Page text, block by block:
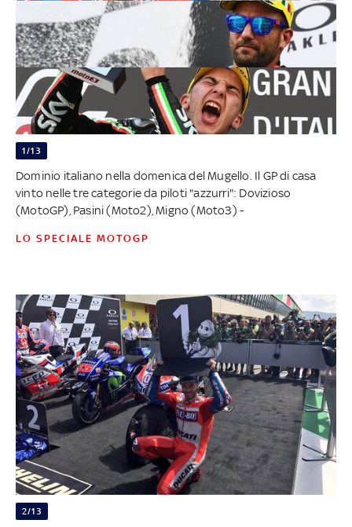
1/13
Dominio italiano nella domenica del Mugello. Il GP di casa
vinto nelle tre categorie da piloti "azzurri": Dovizioso
(MotoGP), Pasini (Moto2), Migno (Moto3) -
LO SPECIALE MOTOGP
2/13